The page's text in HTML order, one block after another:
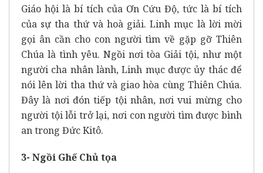
Giáo hội là bí tích của Ơn Cứu Độ, tức là bí tích
của sự tha thứ và hoà giải. Linh mục là lời mời
gọi ân cần cho con người tìm về gặp gỡ Thiên
Chúa là tình yêu. Ngồi nơi tòa Giải tội, như một
người cha nhân lành, Linh mục được ủy thác để
nói lên lời tha thứ và giao hòa cùng Thiên Chúa.
Đây là nơi đón tiếp tội nhân, nơi vui mừng cho
người tội lỗi trở lại, nơi con người tìm được bình
an trong Đức Kitô.
3- Ngồi Ghế Chủ tọa